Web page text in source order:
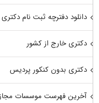
دانلود دفترچه ثبت نام
دکتری خارج از کشور
دکتری بدون کنکور پردیس
آخرین فهرست موسسات مجاز